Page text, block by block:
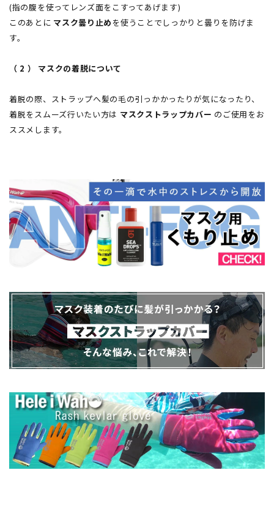
(指の腹を使ってレンズ面をこすってあげます)
このあとに マスク曇り止め を使うことでしっかりと曇りを防げま
す。
（ 2 ） マスクの着脱について
着脱の際、ストラップへ髪の毛の引っかかったりが気になったり、
着脱をスムーズ行いたい方は マスクストラップカバー のご使用をお
ススメします。